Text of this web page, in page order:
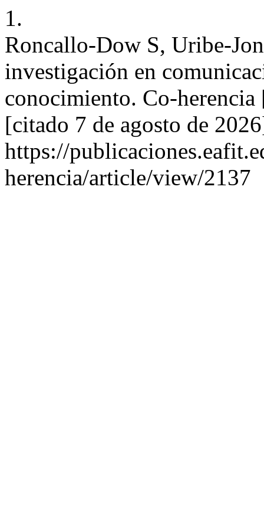
1.
Roncallo-Dow S, Uribe-
investigación en
conocimiento. Co-
[citado 7 de agosto de
https://
herencia/article/view/2137